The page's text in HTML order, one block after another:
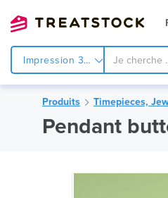
Impression 3d
Produits Timepieces,
Pendant